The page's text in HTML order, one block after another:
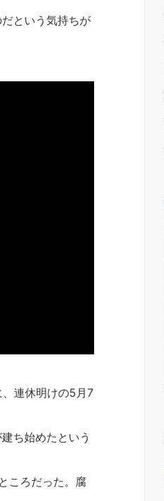
という気持ちが
連休明けの5月7
ち始めたという
ころだった。腐